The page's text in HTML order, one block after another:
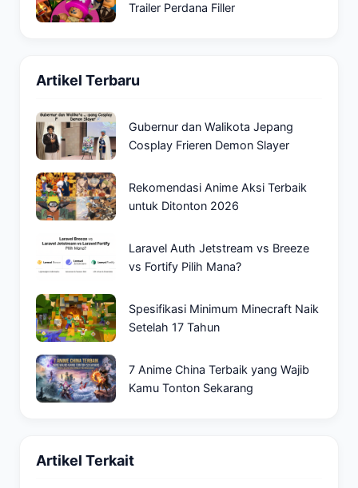
Trailer Perdana Filler
Artikel Terbaru
Gubernur dan Walikota Jepang
Cosplay Frieren Demon Slayer
Rekomendasi Anime Aksi Terbaik
untuk Ditonton 2026
Laravel Auth Jetstream vs Breeze
vs Fortify Pilih Mana?
Spesifikasi Minimum Minecraft Naik
Setelah 17 Tahun
7 Anime China Terbaik yang Wajib
Kamu Tonton Sekarang
Artikel Terkait